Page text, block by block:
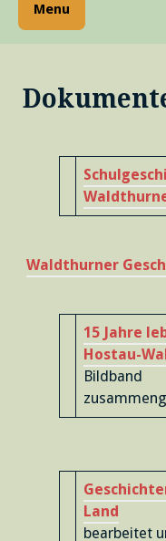
Menu
Waldthurner
15 Jahre
Hostau-
Bildband
Land
bearbeitet